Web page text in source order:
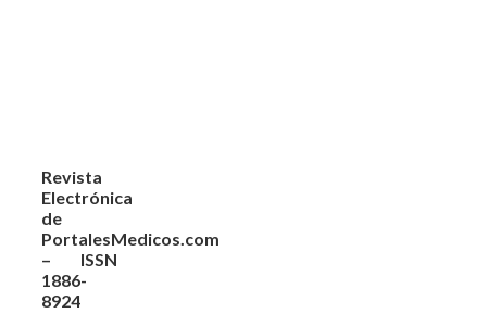
Revista
Electrónica
de
PortalesMedicos.com
– ISSN
1886-
8924